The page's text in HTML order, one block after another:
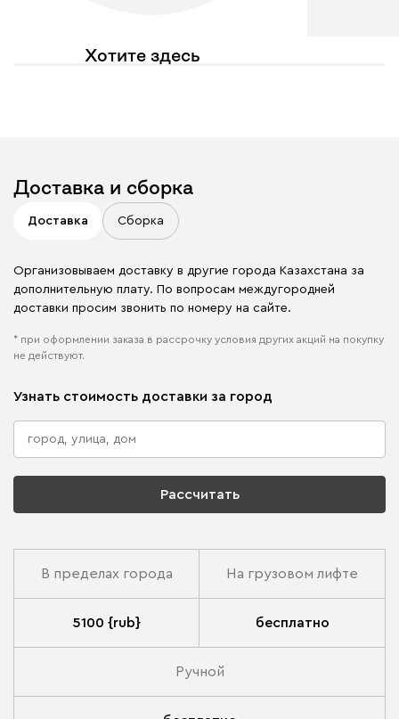
Хотите здесь
Доставка и сборка
Доставка Сборка
Организовываем доставку в другие города Казахстана за
дополнительную плату. По вопросам междугородней
доставки просим звонить по номеру на сайте.
* при оформлении заказа в рассрочку условия других акций на покупку
не действуют.
Узнать стоимость доставки за город
Рассчитать
В пределах города На грузовом лифте
5100 {rub} бесплатно
Ручной